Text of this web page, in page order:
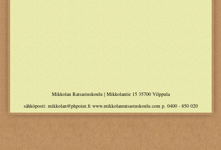
Mikkolan Ratsastuskoulu | Mikkolantie 15 35700 Vilppula
sähköposti: mikkolan@phpoint.fi www.mikkolanratsastuskoulu.com p. 0400 - 850 020